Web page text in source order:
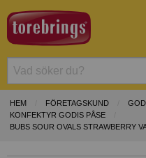
HEM FÖRETAGSKUND
KONFEKTYR GODIS PÅSE
BUBS SOUR OVALS STRAWBERRY